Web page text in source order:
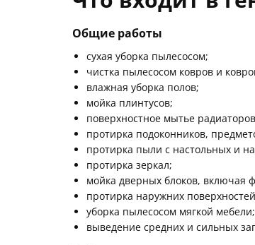
Общие работы
сухая уборка пылесосом;
чистка пылесосом ковров и
влажная уборка полов;
мойка плинтусов;
поверхностное мытье
протирка подоконников,
протирка пыли с настольных и
протирка зеркал;
мойка дверных блоков, включая
протирка наружних
уборка пылесосом мягкой мебели;
выведение средних и сильных